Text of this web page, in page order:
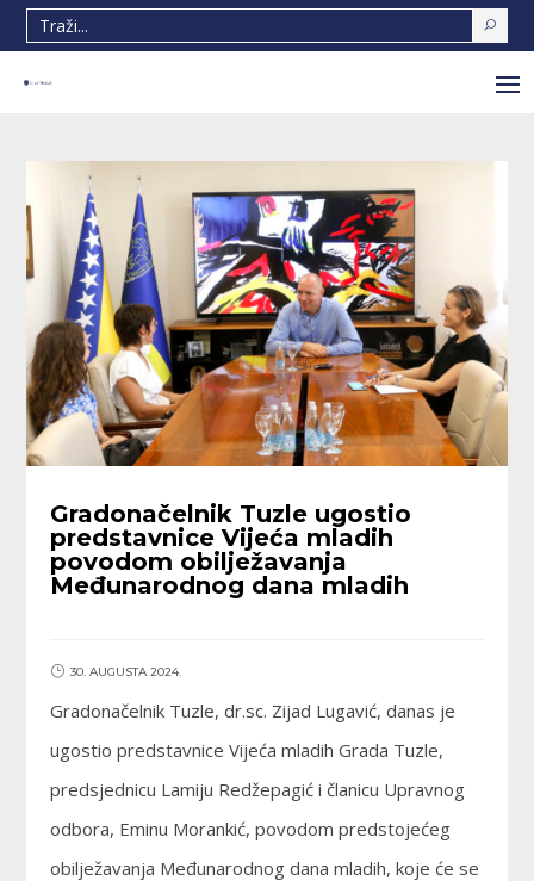
Gradonačelnik Tuzle ugostio
predstavnice Vijeća mladih
povodom obilježavanja
Međunarodnog dana mladih
30. AUGUSTA 2024.
Gradonačelnik Tuzle, dr.sc. Zijad Lugavić, danas je
ugostio predstavnice Vijeća mladih Grada Tuzle,
predsjednicu Lamiju Redžepagić i članicu Upravnog
odbora, Eminu Morankić, povodom predstojećeg
obilježavanja Međunarodnog dana mladih, koje će se